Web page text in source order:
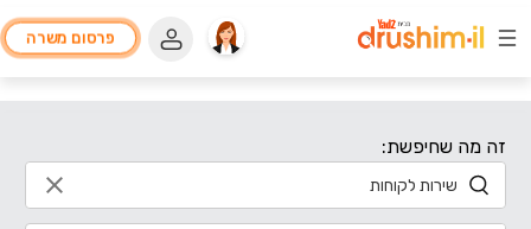
פרסום משרה
זה מה שחיפשת: